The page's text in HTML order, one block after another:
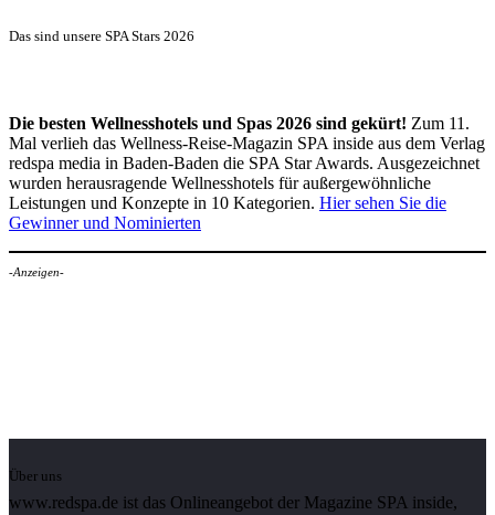
Das sind unsere SPA Stars 2026
Die besten Wellnesshotels und Spas 2026 sind gekürt! Zum 11.
Mal verlieh das Wellness-Reise-Magazin SPA inside aus dem Verlag
redspa media in Baden-Baden die SPA Star Awards. Ausgezeichnet
wurden herausragende Wellnesshotels für außergewöhnliche
Leistungen und Konzepte in 10 Kategorien. Hier sehen Sie die
Gewinner und Nominierten
-Anzeigen-
Über uns
www.redspa.de ist das Onlineangebot der Magazine SPA inside,